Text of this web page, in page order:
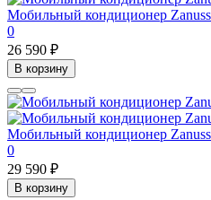
Мобильный кондиционер
0
26 590 ₽
В корзину
Мобильный кондиционер
0
29 590 ₽
В корзину